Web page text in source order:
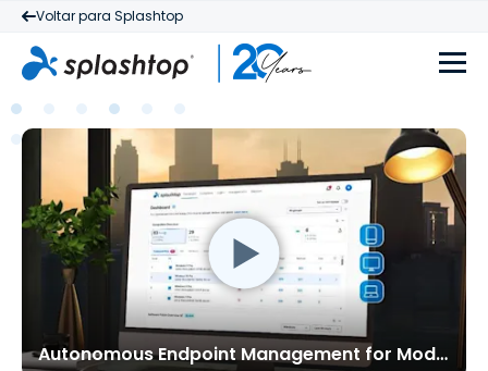
Voltar para Splashtop
Autonomous Endpoint Management for Modern IT